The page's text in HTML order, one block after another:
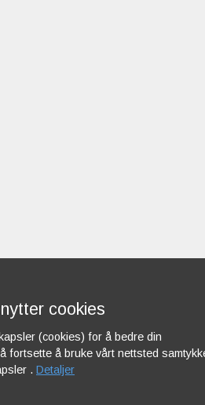
cookies
(cookies) for å bedre din
fortsette å bruke vårt nettsted
. Detaljer